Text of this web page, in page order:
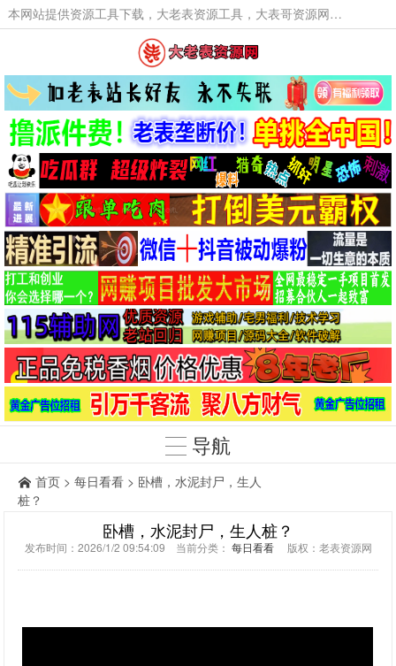
本网站提供资源工具下载，大老表资源工具，大表哥资源网软件工具，大老表资源下载，活动线报福利资源分享,活动线报，大型网游经典游戏，网络热门技术游戏辅助交流与分享。
导航
首页 > 每日看看 > 卧槽，水泥封尸，生人
桩？
卧槽，水泥封尸，生人桩？
发布时间：2026/1/2 09:54:09 当前分类： 每日看看版权：老表资源网